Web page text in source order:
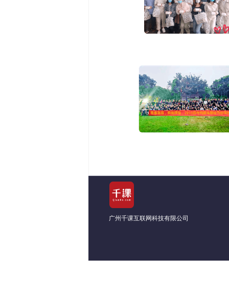
广州千课互联网科技有限公司